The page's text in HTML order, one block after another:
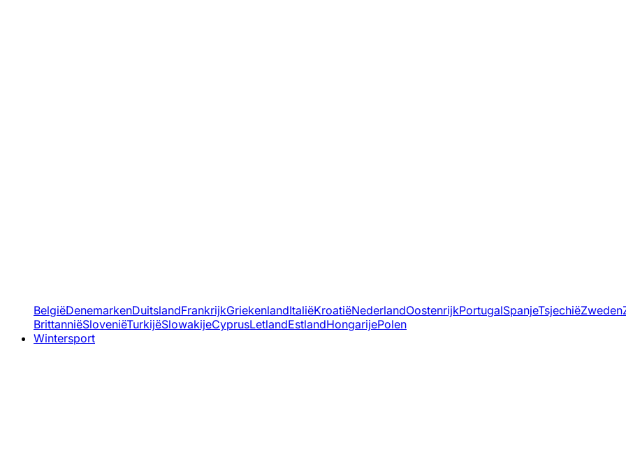
BelgiëDenemarkenDuitslandFrankrijkGriekenlandItaliëKroatiëNederlandOostenrijkPortugalSpanjeTsjechiëZweden
BrittanniëSloveniëTurkijëSlowakijeCyprusLetlandEstlandHongarijePolen
Wintersport